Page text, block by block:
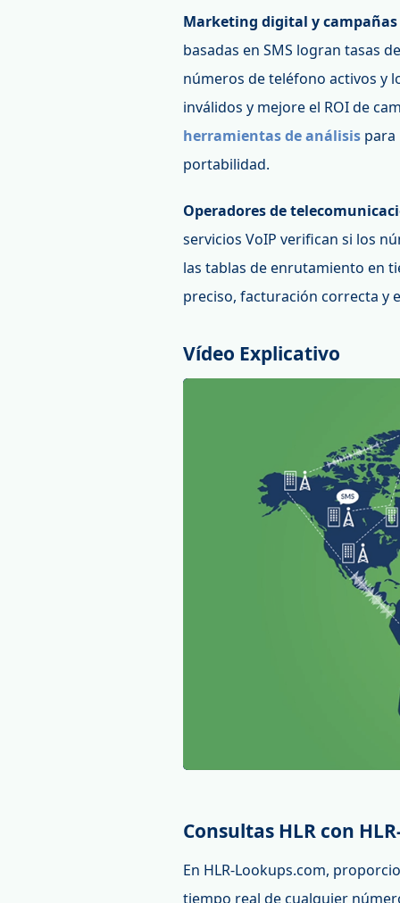
Marketing digital y campañas
basadas en SMS logran tasas
números de teléfono activos y
inválidos y mejore el ROI de
herramientas de análisis para
portabilidad.
Operadores de
servicios VoIP verifican si los
las tablas de enrutamiento en
preciso, facturación correcta y
Vídeo Explicativo
Consultas HLR con
En HLR-Lookups.com,
tiempo real de cualquier